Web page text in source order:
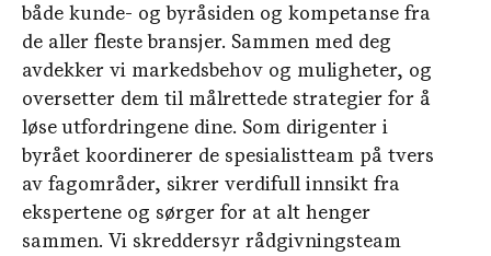
både kunde- og byråsiden og kompetanse fra
de aller fleste bransjer. Sammen med deg
avdekker vi markedsbehov og muligheter, og
oversetter dem til målrettede strategier for å
løse utfordringene dine. Som dirigenter i
byrået koordinerer de spesialistteam på tvers
av fagområder, sikrer verdifull innsikt fra
ekspertene og sørger for at alt henger
sammen. Vi skreddersyr rådgivningsteam